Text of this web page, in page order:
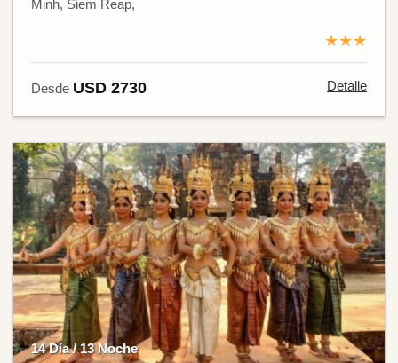
Minh, Siem Reap,
★★★
Desde USD 2730 Detalle
14 Día / 13 Noche